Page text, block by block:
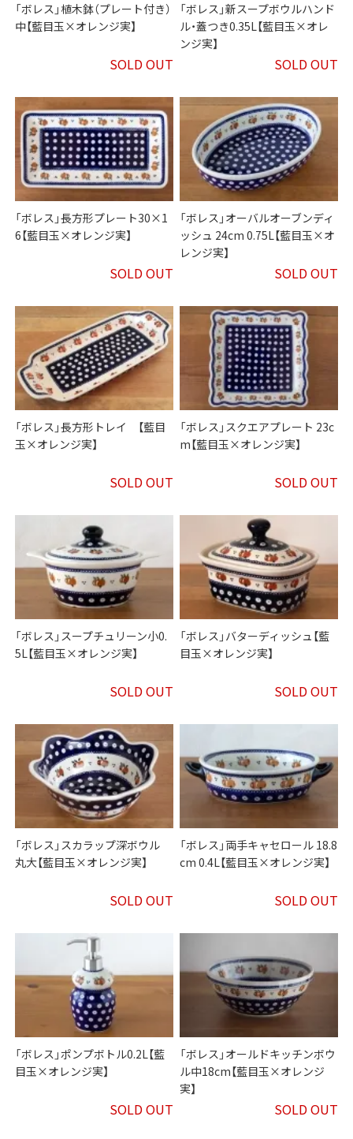
「ボレス」植木鉢（プレート付き）
中【藍目玉×オレンジ実】
SOLD OUT
「ボレス」新スープボウルハンド
ル・蓋つき0.35L【藍目玉×オレ
ンジ実】
SOLD OUT
「ボレス」長方形プレート30×1
6【藍目玉×オレンジ実】
SOLD OUT
「ボレス」オーバルオーブンディ
ッシュ 24cm 0.75L【藍目玉×オ
レンジ実】
SOLD OUT
「ボレス」長方形トレイ 【藍目
玉×オレンジ実】
SOLD OUT
「ボレス」スクエアプレート 23c
m【藍目玉×オレンジ実】
SOLD OUT
「ボレス」スープチュリーン小0.
5L【藍目玉×オレンジ実】
SOLD OUT
「ボレス」バターディッシュ【藍
目玉×オレンジ実】
SOLD OUT
「ボレス」スカラップ深ボウル
丸大【藍目玉×オレンジ実】
SOLD OUT
「ボレス」両手キャセロール 18.8
cm 0.4L【藍目玉×オレンジ実】
SOLD OUT
「ボレス」ポンプボトル0.2L【藍
目玉×オレンジ実】
SOLD OUT
「ボレス」オールドキッチンボウ
ル中18cm【藍目玉×オレンジ
実】
SOLD OUT